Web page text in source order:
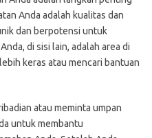
Anda adalah kualitas dan
dan berpotensi untuk
di sisi lain, adalah area di
keras atau mencari bantuan
atau meminta umpan
untuk membantu